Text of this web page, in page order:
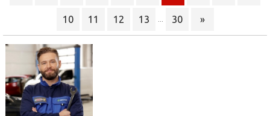
10 11 12 13 30 »